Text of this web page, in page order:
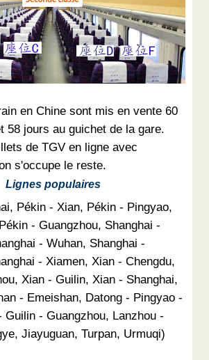
en Chine sont mis en vente 60
58 jours au guichet de la gare.
de TGV en ligne avec
s'occupe le reste.
Lignes populaires
Pékin - Xian, Pékin - Pingyao,
- Guangzhou, Shanghai -
- Wuhan, Shanghai -
- Xiamen, Xian - Chengdu,
Xian - Guilin, Xian - Shanghai,
- Emeishan, Datong - Pingyao -
Guilin - Guangzhou, Lanzhou -
Jiayuguan, Turpan, Urmuqi)